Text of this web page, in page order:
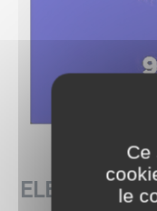
ELECTIONS
Ce
le